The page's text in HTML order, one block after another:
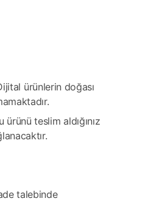
ürünlerin doğası
teslim aldığınız
talebinde